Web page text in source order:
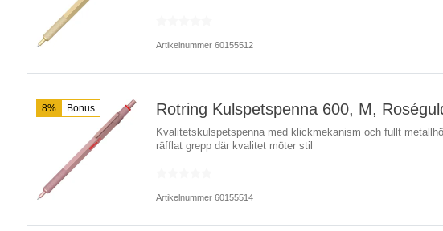
Artikelnummer 60155512
8% Bonus Rotring Kulspetspenna 600, M,
Kvalitetskulspetspenna med klickmekanism och fullt
räfflat grepp där kvalitet möter stil
Artikelnummer 60155514